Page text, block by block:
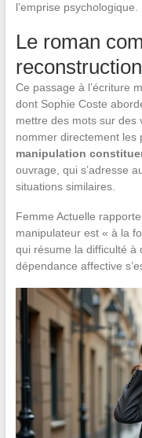
l’emprise psychologique.
Le roman
reconstruction
Ce passage à l’écriture
dont Sophie Coste
mettre des mots sur des
nommer directement les
manipulation
ouvrage, qui s’adresse
situations similaires.
Femme Actuelle
manipulateur est « à la
qui résume la difficulté à
dépendance affective